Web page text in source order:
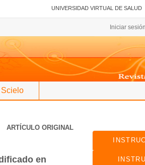
UNIVERSIDAD VIRTUAL DE SALUD
Iniciar sesión
ARTÍCULO ORIGINAL
en